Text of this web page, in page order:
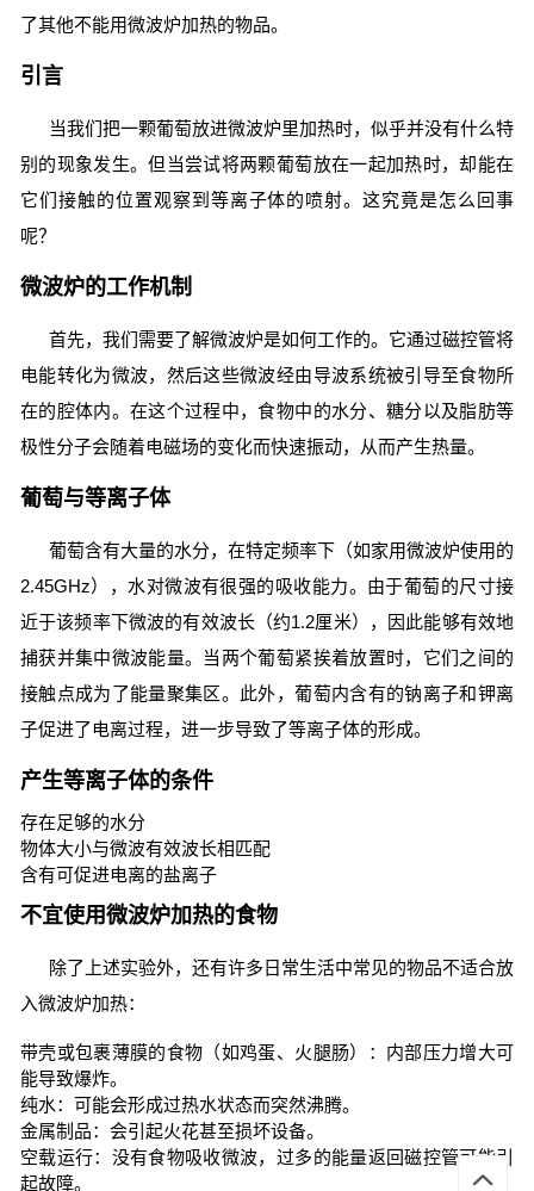
了其他不能用微波炉加热的物品。
引言
当我们把一颗葡萄放进微波炉里加热时，似乎并没有什么特
别的现象发生。但当尝试将两颗葡萄放在一起加热时，却能在
它们接触的位置观察到等离子体的喷射。这究竟是怎么回事
呢？
微波炉的工作机制
首先，我们需要了解微波炉是如何工作的。它通过磁控管将
电能转化为微波，然后这些微波经由导波系统被引导至食物所
在的腔体内。在这个过程中，食物中的水分、糖分以及脂肪等
极性分子会随着电磁场的变化而快速振动，从而产生热量。
葡萄与等离子体
葡萄含有大量的水分，在特定频率下（如家用微波炉使用的
2.45GHz），水对微波有很强的吸收能力。由于葡萄的尺寸接
近于该频率下微波的有效波长（约1.2厘米），因此能够有效地
捕获并集中微波能量。当两个葡萄紧挨着放置时，它们之间的
接触点成为了能量聚集区。此外，葡萄内含有的钠离子和钾离
子促进了电离过程，进一步导致了等离子体的形成。
产生等离子体的条件
存在足够的水分
物体大小与微波有效波长相匹配
含有可促进电离的盐离子
不宜使用微波炉加热的食物
除了上述实验外，还有许多日常生活中常见的物品不适合放
入微波炉加热：
带壳或包裹薄膜的食物（如鸡蛋、火腿肠）：内部压力增大可
能导致爆炸。
纯水：可能会形成过热水状态而突然沸腾。
金属制品：会引起火花甚至损坏设备。
空载运行：没有食物吸收微波，过多的能量返回磁控管可能引
起故障。